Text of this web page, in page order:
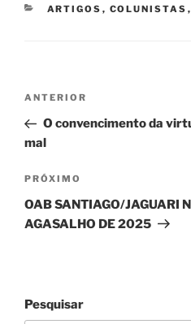
CATEGORIAS
ARTIGOS , COLUNISTAS ,
Navegação
Post
Post
anterior
ANTERIOR
O convencimento da
mal
Próximo
post
PRÓXIMO
OAB SANTIAGO/JAGUARI
AGASALHO DE 2025
Pesquisar